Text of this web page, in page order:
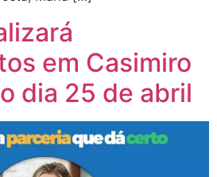
em Casimiro
dia 25 de abril